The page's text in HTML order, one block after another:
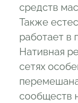
средств
Также
работает в
Нативная
сетях
сообществ